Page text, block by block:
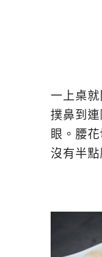
一上桌
撲鼻到
眼。腰
沒有半